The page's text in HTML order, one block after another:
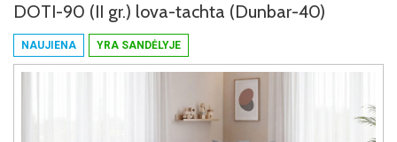
NAUJIENA YRA SANDĖLYJE
DOTI-90 (II gr.) lova-tachta (Dunbar-40)